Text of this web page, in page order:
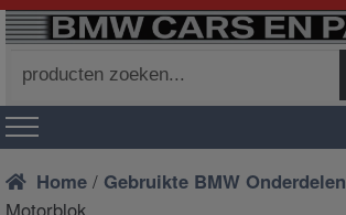
naar:
Home / Gebruikte BMW Onderdelen